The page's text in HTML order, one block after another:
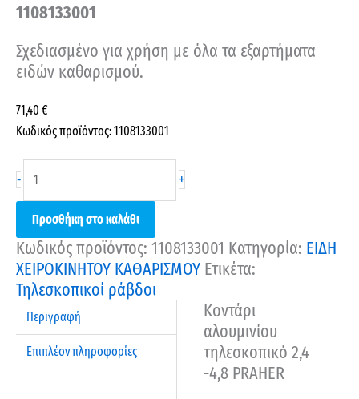
1108133001
Σχεδιασμένο για χρήση με όλα τα εξαρτήματα
ειδών καθαρισμού.
71,40 €
Κωδικός προϊόντος: 1108133001
- +
Προσθήκη στο καλάθι
Κωδικός προϊόντος: 1108133001 Κατηγορία: ΕΙΔΗ
ΧΕΙΡΟΚΙΝΗΤΟΥ ΚΑΘΑΡΙΣΜΟΥ Ετικέτα:
Τηλεσκοπικοί ράβδοι
Περιγραφή
Επιπλέον πληροφορίες
Κοντάρι
αλουμινίου
τηλεσκοπικό 2,4
-4,8 PRAHER